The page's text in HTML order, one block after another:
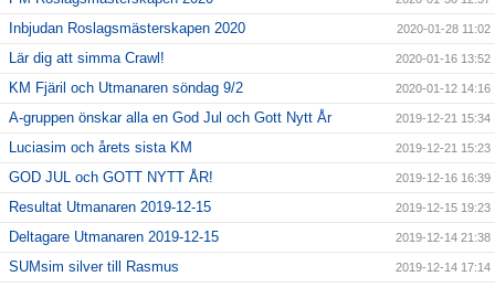
Inbjudan Roslagsmästerskapen 2020 2020-01-28 11:02
Lär dig att simma Crawl! 2020-01-16 13:52
KM Fjäril och Utmanaren söndag 9/2 2020-01-12 14:16
A-gruppen önskar alla en God Jul och Gott Nytt År 2019-12-21 15:34
Luciasim och årets sista KM 2019-12-21 15:23
GOD JUL och GOTT NYTT ÅR! 2019-12-16 16:39
Resultat Utmanaren 2019-12-15 2019-12-15 19:23
Deltagare Utmanaren 2019-12-15 2019-12-14 21:38
SUMsim silver till Rasmus 2019-12-14 17:14